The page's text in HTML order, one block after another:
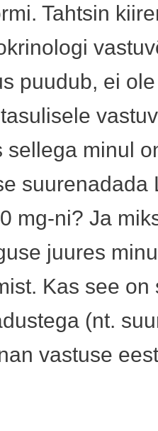
Tahtsin
puudub, ei
sellega minul
suurenadada
mg-ni? Ja
juures
Kas see on
(nt.
vastuse